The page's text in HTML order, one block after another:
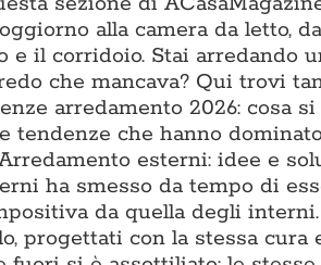
alla camera da letto,
e il corridoio. Stai arredando
che mancava? Qui trovi
arredamento 2026: cosa
che hanno
esterni: idee e
ha smesso da tempo di
da quella degli
progettati con la stessa